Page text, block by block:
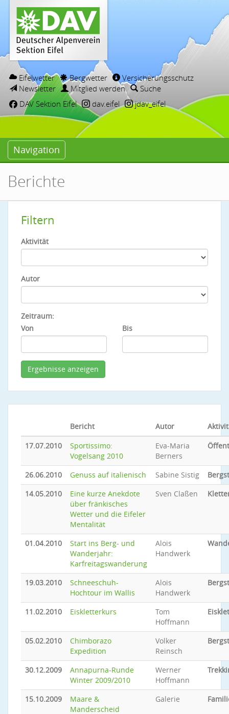
Eifelwetter Bergwetter
Versicherungsschutz
Newsletter
Mitglied werden
Suche
DAV Sektion Eifel
dav.eifel jdav_eifel
Navigation
Berichte
Filtern
Aktivität
Autor
Zeitraum:
Von
Bis
Bericht Autor
17.07.2010
Sportissimo:
Vogelsang 2010
Eva-Maria
Berners
26.06.2010 Genuss auf italienisch Sabine Sistig
14.05.2010
Eine kurze Anekdote
über fränkisches
Wetter und die Eifeler
Mentalität
Sven Claßen
01.04.2010
Start ins Berg- und
Wanderjahr:
Karfreitagswanderung
Alois
Handwerk
19.03.2010
Schneeschuh-
Hochtour im Wallis
Alois
Handwerk
11.02.2010 Eiskletterkurs
Tom
Hoffmann
05.02.2010
Chimborazo
Expedition
Volker
Reinsch
30.12.2009
Annapurna-Runde
Winter 2009/2010
Werner
Hoffmann
15.10.2009
Maare &
Manderscheid
Galerie